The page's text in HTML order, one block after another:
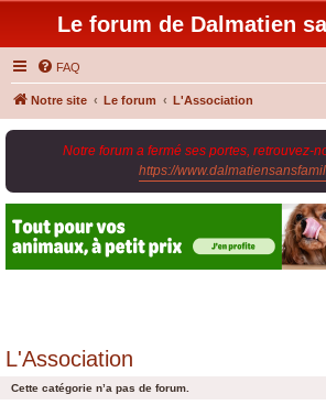
Le forum de Dalmatien
FAQ
Notre site Le forum L'Association
Notre forum a fermé ses portes, retrouvez-
https://
L'Association
Cette catégorie n’a pas de forum.